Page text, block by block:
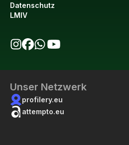
Datenschutz
LMIV
Unser Netzwerk
profilery.eu
attempto.eu